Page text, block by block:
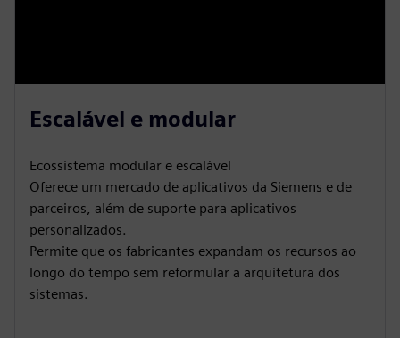
Escalável e modular
Ecossistema modular e escalável
Oferece um mercado de aplicativos da Siemens e de
parceiros, além de suporte para aplicativos
personalizados.
Permite que os fabricantes expandam os recursos ao
longo do tempo sem reformular a arquitetura dos
sistemas.